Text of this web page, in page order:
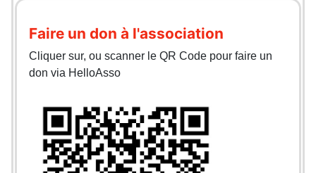
Faire un don à l'association
Cliquer sur, ou scanner le QR Code pour faire un
don via HelloAsso